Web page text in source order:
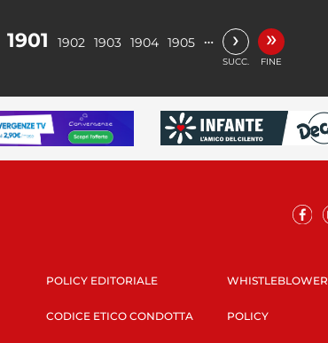
1901 1902 1903 1904 1905 … ›
SUCC.
»
FINE
POLICY EDITORIALE
CODICE ETICO CONDOTTA
WHISTLEBLOWER
POLICY